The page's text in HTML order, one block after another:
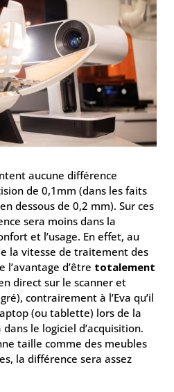
aucune différence
de 0,1mm (dans les faits
dessous de 0,2 mm). Sur ces
sera moins dans la
et l’usage. En effet, au
la vitesse de traitement des
l’avantage d’être totalement
direct sur le scanner et
contrairement à l’Eva qu’il
(ou tablette) lors de la
le logiciel d’acquisition.
taille comme des meubles
la différence sera assez